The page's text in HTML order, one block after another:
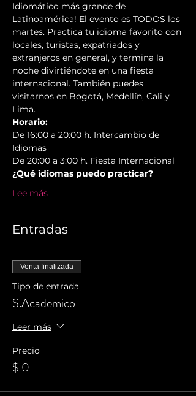
Idiomático más grande de
Latinoamérica! El evento es TODOS los
martes. Practica tu idioma favorito con
locales, turistas, expatriados y
extranjeros en general, y termina la
noche divirtiéndote en una fiesta
internacional. También puedes
visitarnos en Bogotá, Medellín, Cali y
Lima.
Horario:
De 16:00 a 20:00 h. Intercambio de
Idiomas
De 20:00 a 3:00 h. Fiesta Internacional
¿Qué idiomas puedo practicar?
Lee más
Entradas
Venta finalizada
Tipo de entrada
S.Academico
Leer más
Precio
$ 0